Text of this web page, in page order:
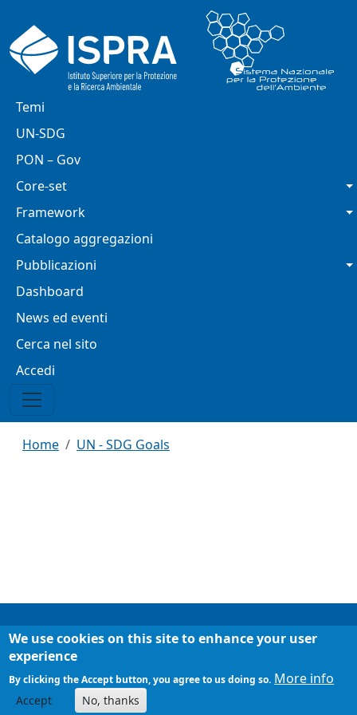
Navigazione principale
Temi
UN-SDG
PON – Gov
Core-set
Framework
Catalogo aggregazioni
Pubblicazioni
Dashboard
News ed eventi
Cerca nel sito
Menu profilo utente
Accedi
Briciole di pane
Home UN - SDG Goals
Informazioni
Chi siamo
Mappa del sito
We use cookies on this site to enhance your user
experience
By clicking the Accept button, you agree to us doing so. More info
Accept No, thanks